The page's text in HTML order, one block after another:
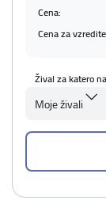
Cena:
Cena za
Žival za katero
Moje živali